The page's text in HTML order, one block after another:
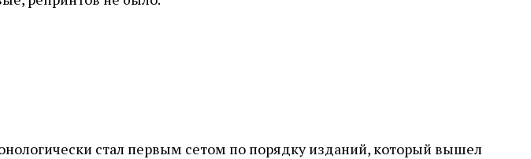
стал первым сетом по порядку изданий, который вышел